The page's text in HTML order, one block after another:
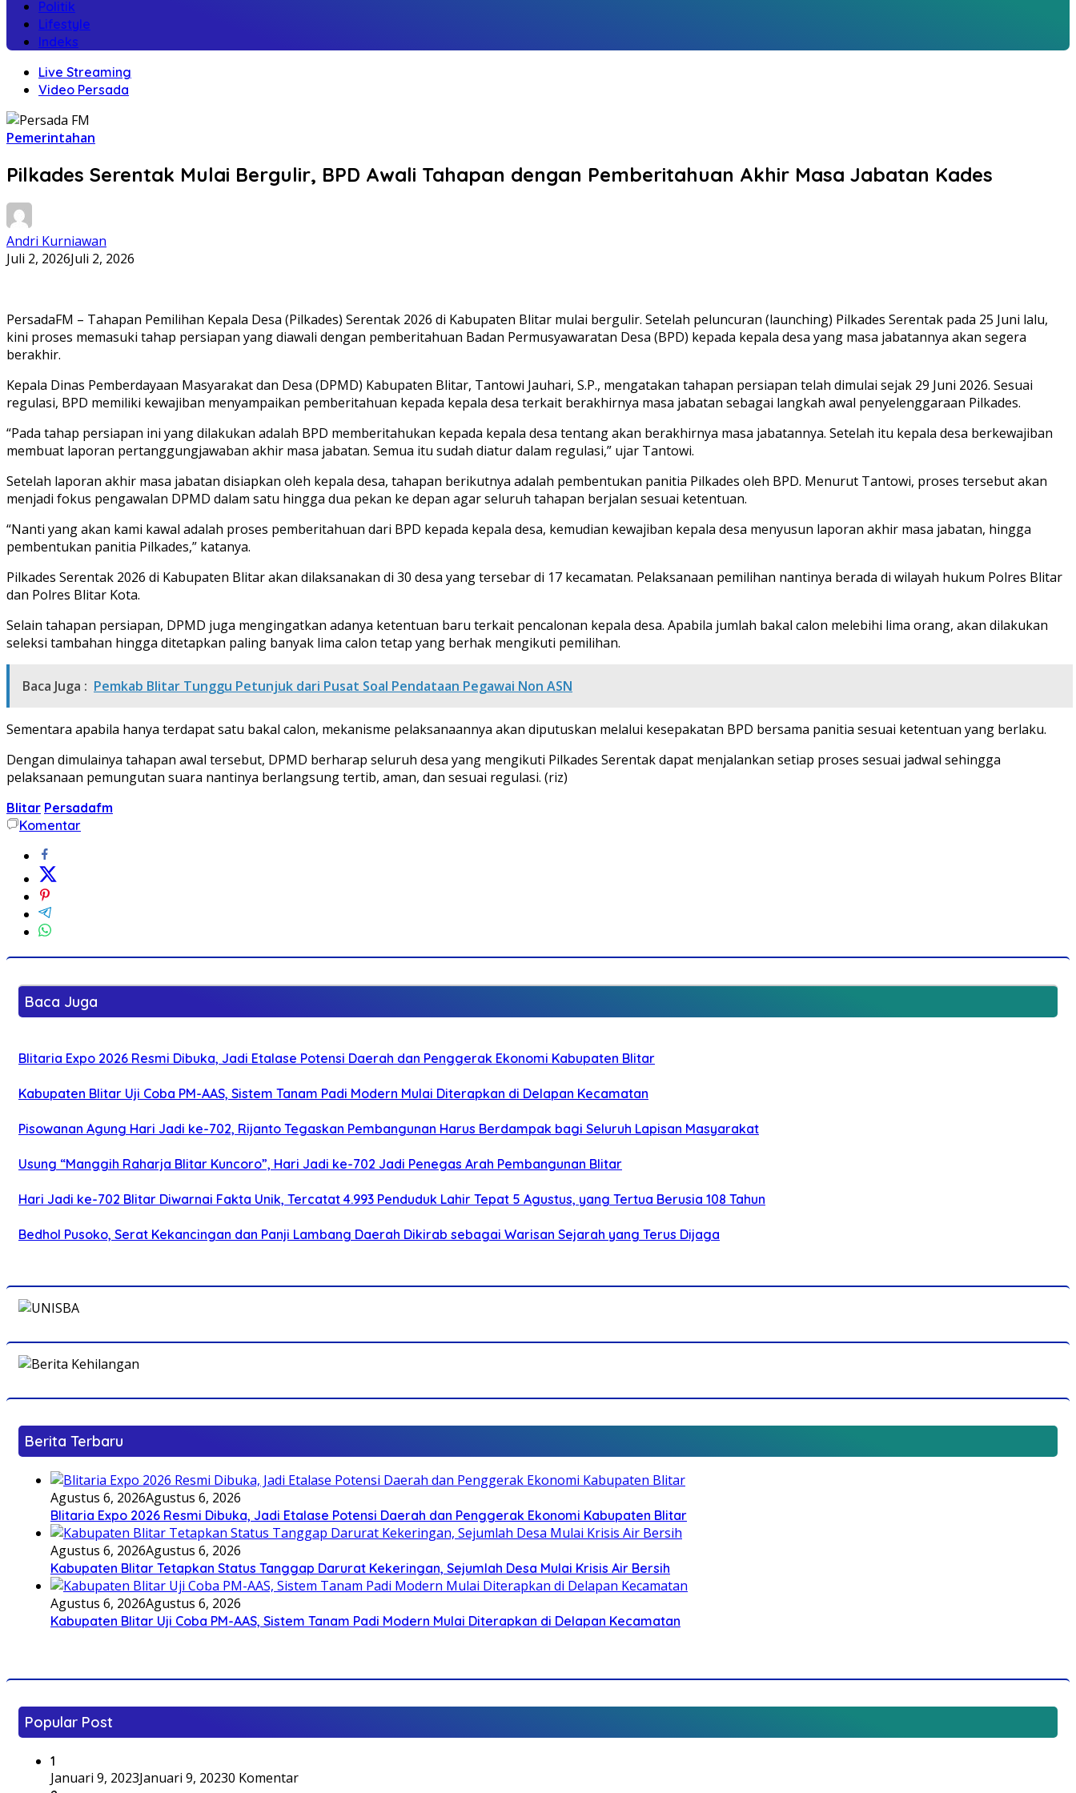
Politik
Lifestyle
Indeks
Live Streaming
Video Persada
Pemerintahan
Pilkades Serentak Mulai Bergulir, BPD Awali Tahapan dengan Pemberitahuan Akhir Masa Jabatan Kades
Andri Kurniawan
Juli 2, 2026Juli 2, 2026
PersadaFM – Tahapan Pemilihan Kepala Desa (Pilkades) Serentak 2026 di Kabupaten Blitar mulai bergulir. Setelah peluncuran (launching) Pilkades Serentak pada 25 Juni lalu,
kini proses memasuki tahap persiapan yang diawali dengan pemberitahuan Badan Permusyawaratan Desa (BPD) kepada kepala desa yang masa jabatannya akan segera
berakhir.
Kepala Dinas Pemberdayaan Masyarakat dan Desa (DPMD) Kabupaten Blitar, Tantowi Jauhari, S.P., mengatakan tahapan persiapan telah dimulai sejak 29 Juni 2026. Sesuai
regulasi, BPD memiliki kewajiban menyampaikan pemberitahuan kepada kepala desa terkait berakhirnya masa jabatan sebagai langkah awal penyelenggaraan Pilkades.
“Pada tahap persiapan ini yang dilakukan adalah BPD memberitahukan kepada kepala desa tentang akan berakhirnya masa jabatannya. Setelah itu kepala desa berkewajiban
membuat laporan pertanggungjawaban akhir masa jabatan. Semua itu sudah diatur dalam regulasi,” ujar Tantowi.
Setelah laporan akhir masa jabatan disiapkan oleh kepala desa, tahapan berikutnya adalah pembentukan panitia Pilkades oleh BPD. Menurut Tantowi, proses tersebut akan
menjadi fokus pengawalan DPMD dalam satu hingga dua pekan ke depan agar seluruh tahapan berjalan sesuai ketentuan.
“Nanti yang akan kami kawal adalah proses pemberitahuan dari BPD kepada kepala desa, kemudian kewajiban kepala desa menyusun laporan akhir masa jabatan, hingga
pembentukan panitia Pilkades,” katanya.
Pilkades Serentak 2026 di Kabupaten Blitar akan dilaksanakan di 30 desa yang tersebar di 17 kecamatan. Pelaksanaan pemilihan nantinya berada di wilayah hukum Polres Blitar
dan Polres Blitar Kota.
Selain tahapan persiapan, DPMD juga mengingatkan adanya ketentuan baru terkait pencalonan kepala desa. Apabila jumlah bakal calon melebihi lima orang, akan dilakukan
seleksi tambahan hingga ditetapkan paling banyak lima calon tetap yang berhak mengikuti pemilihan.
Baca Juga : Pemkab Blitar Tunggu Petunjuk dari Pusat Soal Pendataan Pegawai Non ASN
Sementara apabila hanya terdapat satu bakal calon, mekanisme pelaksanaannya akan diputuskan melalui kesepakatan BPD bersama panitia sesuai ketentuan yang berlaku.
Dengan dimulainya tahapan awal tersebut, DPMD berharap seluruh desa yang mengikuti Pilkades Serentak dapat menjalankan setiap proses sesuai jadwal sehingga
pelaksanaan pemungutan suara nantinya berlangsung tertib, aman, dan sesuai regulasi. (riz)
Blitar Persadafm
Komentar
Baca Juga
Blitaria Expo 2026 Resmi Dibuka, Jadi Etalase Potensi Daerah dan Penggerak Ekonomi Kabupaten Blitar
Kabupaten Blitar Uji Coba PM-AAS, Sistem Tanam Padi Modern Mulai Diterapkan di Delapan Kecamatan
Pisowanan Agung Hari Jadi ke-702, Rijanto Tegaskan Pembangunan Harus Berdampak bagi Seluruh Lapisan Masyarakat
Usung “Manggih Raharja Blitar Kuncoro”, Hari Jadi ke-702 Jadi Penegas Arah Pembangunan Blitar
Hari Jadi ke-702 Blitar Diwarnai Fakta Unik, Tercatat 4.993 Penduduk Lahir Tepat 5 Agustus, yang Tertua Berusia 108 Tahun
Bedhol Pusoko, Serat Kekancingan dan Panji Lambang Daerah Dikirab sebagai Warisan Sejarah yang Terus Dijaga
Berita Terbaru
Agustus 6, 2026Agustus 6, 2026
Blitaria Expo 2026 Resmi Dibuka, Jadi Etalase Potensi Daerah dan Penggerak Ekonomi Kabupaten Blitar
Agustus 6, 2026Agustus 6, 2026
Kabupaten Blitar Tetapkan Status Tanggap Darurat Kekeringan, Sejumlah Desa Mulai Krisis Air Bersih
Agustus 6, 2026Agustus 6, 2026
Kabupaten Blitar Uji Coba PM-AAS, Sistem Tanam Padi Modern Mulai Diterapkan di Delapan Kecamatan
Popular Post
1
Januari 9, 2023Januari 9, 20230 Komentar